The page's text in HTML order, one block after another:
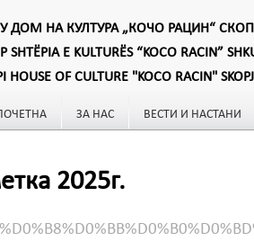
ДОМ НА КУЛТУРА „КОЧО РАЦИН“
SHTËPIA E KULTURËS “KOCO RACIN”
HOUSE OF CULTURE "KOCO RACIN"
ЗА НАС ВЕСТИ И НАСТАНИ
2025г.